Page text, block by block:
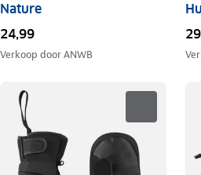
Nature
24,99
Verkoop doorANWB